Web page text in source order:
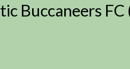
Buccaneers FC